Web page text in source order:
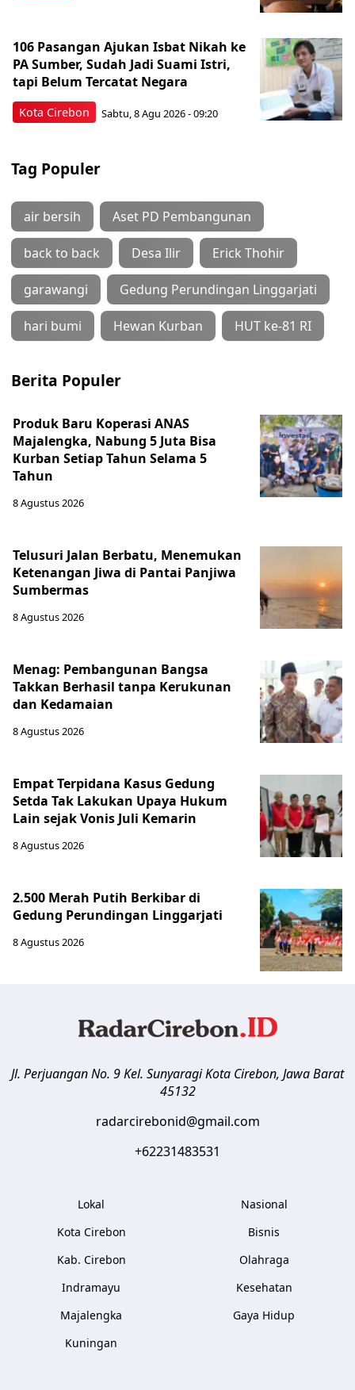
Kota Cirebon
106 Pasangan Ajukan Isbat Nikah ke
PA Sumber, Sudah Jadi Suami Istri,
tapi Belum Tercatat Negara
Sabtu, 8 Agu 2026 - 09:20
Tag Populer
air bersih Aset PD Pembangunan
back to back Desa Ilir Erick Thohir
garawangi Gedung Perundingan Linggarjati
hari bumi Hewan Kurban HUT ke-81 RI
Berita Populer
Produk Baru Koperasi ANAS
Majalengka, Nabung 5 Juta Bisa
Kurban Setiap Tahun Selama 5
Tahun
8 Agustus 2026
Telusuri Jalan Berbatu, Menemukan
Ketenangan Jiwa di Pantai Panjiwa
Sumbermas
8 Agustus 2026
Menag: Pembangunan Bangsa
Takkan Berhasil tanpa Kerukunan
dan Kedamaian
8 Agustus 2026
Empat Terpidana Kasus Gedung
Setda Tak Lakukan Upaya Hukum
Lain sejak Vonis Juli Kemarin
8 Agustus 2026
2.500 Merah Putih Berkibar di
Gedung Perundingan Linggarjati
8 Agustus 2026
Jl. Perjuangan No. 9 Kel. SunyaragiKota Cirebon, Jawa Barat
45132
radarcirebonid@gmail.com
+62231483531
Lokal
Kota Cirebon
Kab. Cirebon
Indramayu
Majalengka
Kuningan
Nasional
Bisnis
Olahraga
Kesehatan
Gaya Hidup